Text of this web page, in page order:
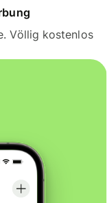
Völlig kostenlos